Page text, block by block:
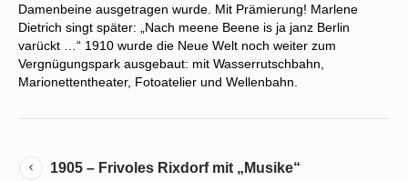
Damenbeine ausgetragen wurde. Mit Prämierung! Marlene
Dietrich singt später: „Nach meene Beene is ja janz Berlin
varückt …“ 1910 wurde die Neue Welt noch weiter zum
Vergnügungspark ausgebaut: mit Wasserrutschbahn,
Marionettentheater, Fotoatelier und Wellenbahn.
1905 – Frivoles Rixdorf mit „Musike“